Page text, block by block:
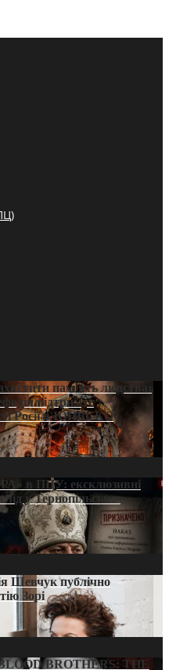
пам’ять людства:
підтримує
Росії в ЮНЕСКО
в ПЦУ: ексклюзивні
у Тернопільсько-
Шевчук публічно
Зорі
BROTHERS: THE